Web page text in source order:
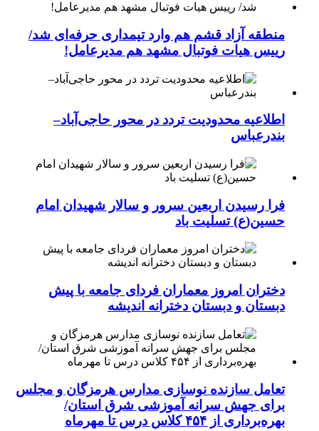
منطقه آزاد قشم هم وارد تیمداری حرفه‌ای شد/
رییس هیات فوتبال مشهد هم مدیرعامل!
اطلاعیه محدودیت تردد در محور حاجی‌آباد–
بندرعباس
فرا رسیدن اربعین سرور و سالار شهیدان امام
حسین(ع) تسلیت باد
دختران امروز معماران فردای جامعه با پیش
دبستان و دبستان دخترانه اندیشه
تعامل سازنده نوسازی مدارس هرمزگان و مجلس
برای جهش سرانه آموزشی شرق استان/
بهره‌برداری از ۴۵۴ کلاس درس تا مهرماه